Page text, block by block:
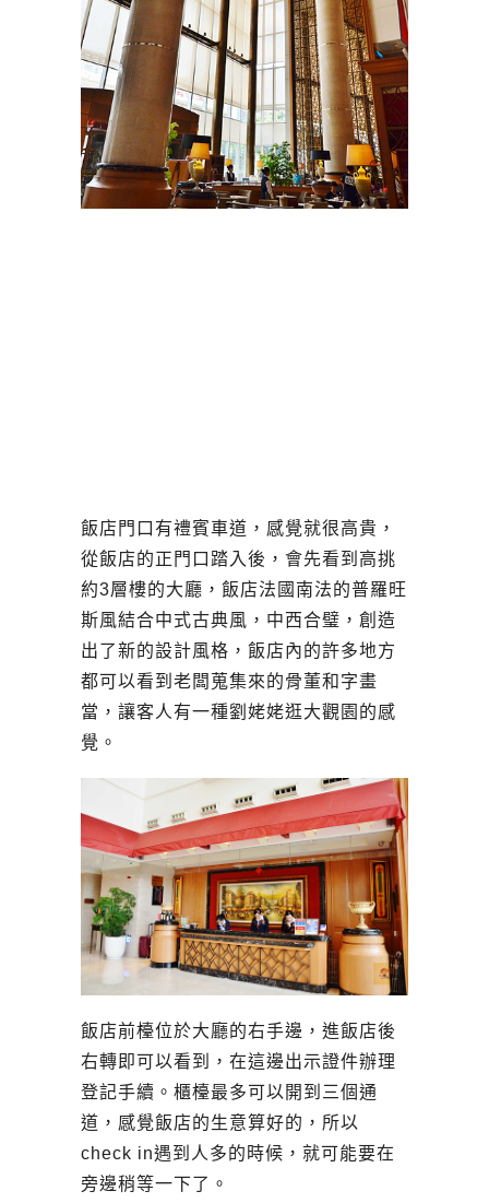
飯店門口有禮賓車道，感覺就很高貴，
從飯店的正門口踏入後，會先看到高挑
約3層樓的大廳，飯店法國南法的普羅旺
斯風結合中式古典風，中西合璧，創造
出了新的設計風格，飯店內的許多地方
都可以看到老闆蒐集來的骨董和字畫
當，讓客人有一種劉姥姥逛大觀園的感
覺。
飯店前檯位於大廳的右手邊，進飯店後
右轉即可以看到，在這邊出示證件辦理
登記手續。櫃檯最多可以開到三個通
道，感覺飯店的生意算好的，所以
check in遇到人多的時候，就可能要在
旁邊稍等一下了。